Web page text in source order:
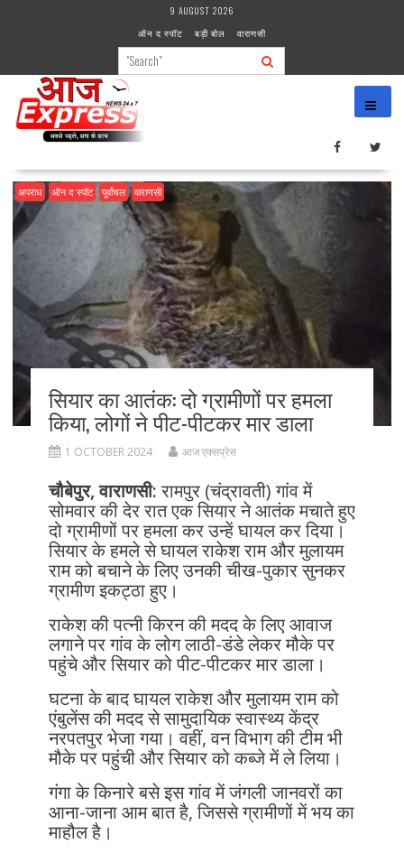
9 AUGUST 2026
ऑन द स्पॉट
बड़ी बोल वाराणसी
अपराध ऑन द स्पॉट पूर्वांचल वाराणसी
सियार का आतंक: दो ग्रामीणों पर हमला
किया, लोगों ने पीट-पीटकर मार डाला
1 OCTOBER 2024 आज एक्सप्रेस
चौबेपुर, वाराणसी:रामपुर (चंद्रावती) गांव में
सोमवार की देर रात एक सियार ने आतंक मचाते हुए
दो ग्रामीणों पर हमला कर उन्हें घायल कर दिया।
सियार के हमले से घायल राकेश राम और मुलायम
राम को बचाने के लिए उनकी चीख-पुकार सुनकर
ग्रामीण इकट्ठा हुए।
राकेश की पत्नी किरन की मदद के लिए आवाज
लगाने पर गांव के लोग लाठी-डंडे लेकर मौके पर
पहुंचे और सियार को पीट-पीटकर मार डाला।
घटना के बाद घायल राकेश और मुलायम राम को
एंबुलेंस की मदद से सामुदायिक स्वास्थ्य केंद्र
नरपतपुर भेजा गया। वहीं, वन विभाग की टीम भी
मौके पर पहुंची और सियार को कब्जे में ले लिया।
गंगा के किनारे बसे इस गांव में जंगली जानवरों का
आना-जाना आम बात है, जिससे ग्रामीणों में भय का
माहौल है।